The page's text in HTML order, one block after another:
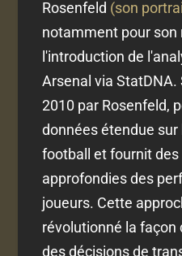
Rosenfeld (son
notamment pour son
l'introduction de
Arsenal via StatDNA.
2010 par Rosenfeld,
données étendue sur
football et fournit des
approfondies des
joueurs. Cette
révolutionné la façon
des décisions de